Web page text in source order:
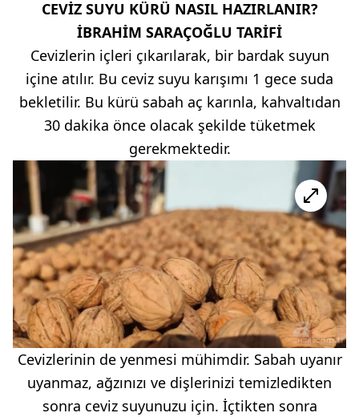
CEVİZ SUYU KÜRÜ NASIL HAZIRLANIR?
İBRAHİM SARAÇOĞLU TARİFİ
Cevizlerin içleri çıkarılarak, bir bardak suyun
içine atılır. Bu ceviz suyu karışımı 1 gece suda
bekletilir. Bu kürü sabah aç karınla, kahvaltıdan
30 dakika önce olacak şekilde tüketmek
gerekmektedir.
Cevizlerinin de yenmesi mühimdir. Sabah uyanır
uyanmaz, ağzınızı ve dişlerinizi temizledikten
sonra ceviz suyunuzu için. İçtikten sonra